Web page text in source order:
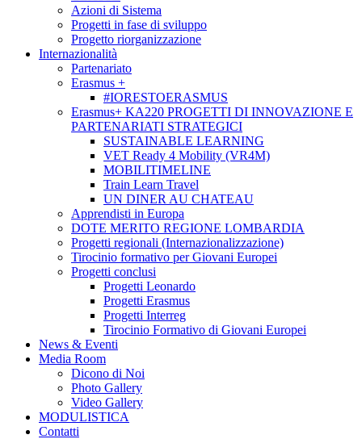
Azioni di Sistema
Progetti in fase di sviluppo
Progetto riorganizzazione
Internazionalità
Partenariato
Erasmus +
#IORESTOERASMUS
Erasmus+ KA220 PROGETTI DI INNOVAZIONE E
PARTENARIATI STRATEGICI
SUSTAINABLE LEARNING
VET Ready 4 Mobility (VR4M)
MOBILITIMELINE
Train Learn Travel
UN DINER AU CHATEAU
Apprendisti in Europa
DOTE MERITO REGIONE LOMBARDIA
Progetti regionali (Internazionalizzazione)
Tirocinio formativo per Giovani Europei
Progetti conclusi
Progetti Leonardo
Progetti Erasmus
Progetti Interreg
Tirocinio Formativo di Giovani Europei
News & Eventi
Media Room
Dicono di Noi
Photo Gallery
Video Gallery
MODULISTICA
Contatti